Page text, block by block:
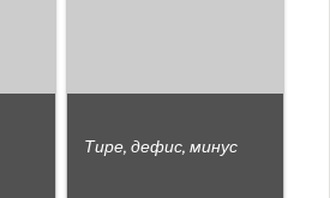
Тире, дефис, минус